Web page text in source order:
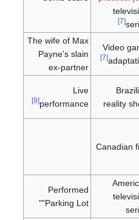
The wife of Max
Payne's slain
ex-partner
performance
Performed
"Parking Lot"